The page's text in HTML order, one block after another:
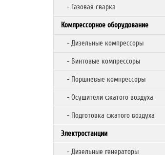
- Газовая сварка
Компрессорное оборудование
- Дизельные компрессоры
- Винтовые компрессоры
- Поршневые компрессоры
- Осушители сжатого воздуха
- Подготовка сжатого воздуха
Электростанции
- Дизельные генераторы